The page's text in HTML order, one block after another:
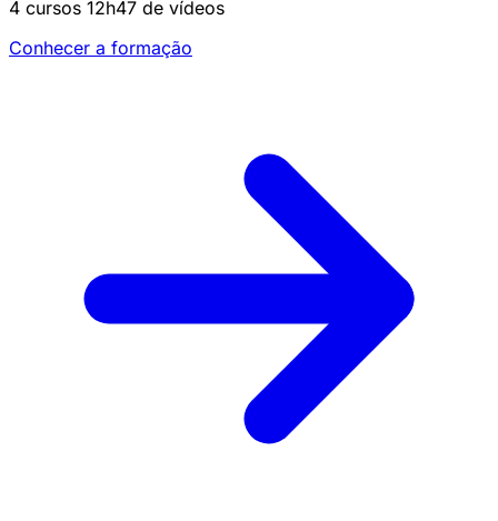
4 cursos 12h47 de vídeos
Conhecer a formação